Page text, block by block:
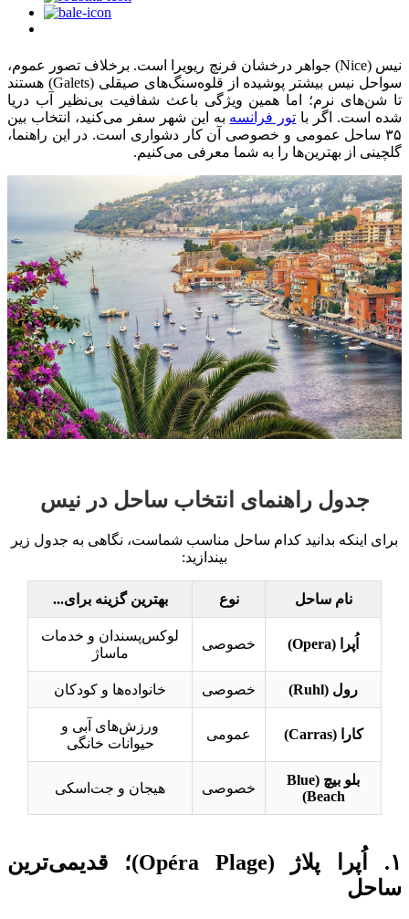
نیس (Nice) جواهر درخشان فرنچ ریویرا است. برخلاف تصور عموم،
سواحل نیس بیشتر پوشیده از قلوه‌سنگ‌های صیقلی (Galets) هستند
تا شن‌های نرم؛ اما همین ویژگی باعث شفافیت بی‌نظیر آب دریا
شده است. اگر با تور فرانسه به این شهر سفر می‌کنید، انتخاب بین
۳۵ ساحل عمومی و خصوصی آن کار دشواری است. در این راهنما،
گلچینی از بهترین‌ها را به شما معرفی می‌کنیم.
جدول راهنمای انتخاب ساحل در نیس
برای اینکه بدانید کدام ساحل مناسب شماست، نگاهی به جدول زیر
بیندازید:
نام ساحل نوع بهترین گزینه برای...
اُپرا (Opera) خصوصی
لوکس‌پسندان و خدمات
ماساژ
رول (Ruhl) خصوصی خانواده‌ها و کودکان
کارا (Carras) عمومی
ورزش‌های آبی و
حیوانات خانگی
بلو بیچ (Blue
Beach)
خصوصی هیجان و جت‌اسکی
۱. اُپرا پلاژ (Opéra Plage)؛ قدیمی‌ترین
ساحل